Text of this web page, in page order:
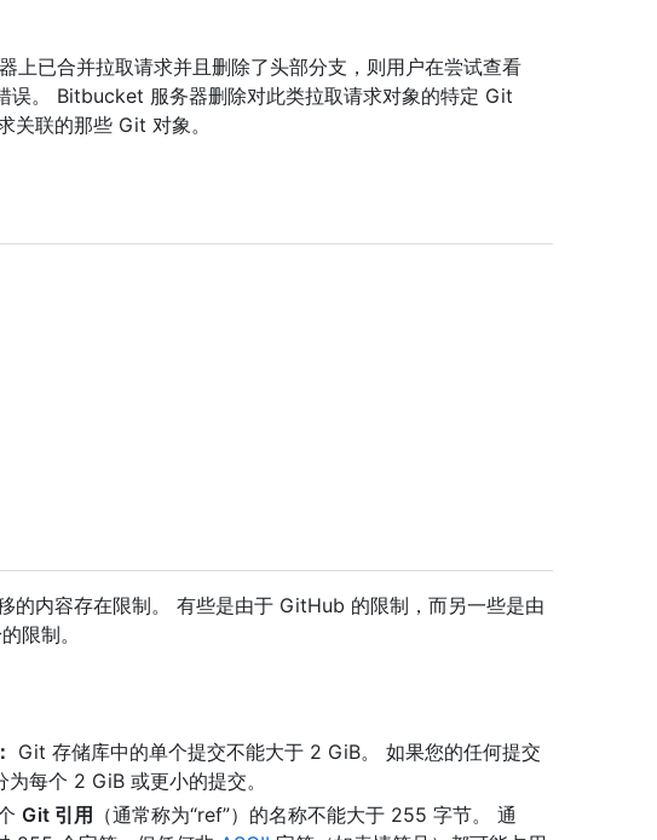
上已合并拉取请求并且删除了头部分支，则用户在尝试查看
误。 Bitbucket 服务器删除对此类拉取请求对象的特定 Git
关联的那些 Git 对象。
内容存在限制。 有些是由于 GitHub 的限制，而另一些是由
限制。
Git 存储库中的单个提交不能大于 2 GiB。 如果您的任何提交
每个 2 GiB 或更小的提交。
Git 引用 （通常称为“ref”）的名称不能大于 255 字节。 通